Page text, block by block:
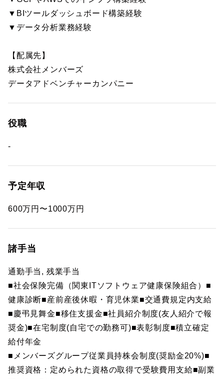
▼BIツールダッシュボード構築経験
▼データ分析業務経験
【配属先】
株式会社メンバーズ
データアドベンチャーカンパニー
役職
-
予定年収
600万円〜1000万円
諸手当
通勤手当, 残業手当
■社会保険完備（関東ITソフトウェア健康保険組合）■
健康診断■産前産後休暇・育児休業■交通費規定内支給
■慶弔見舞金■移住支援金■社員紹介制度(友人紹介で報
奨金)■在宅制度(自宅での勤務可)■表彰制度■積立確定
給付年金
■メンバーズグループ従業員持株会制度(奨励金20%)■
推奨資格：定められた資格の取得で受験費用支給■副業